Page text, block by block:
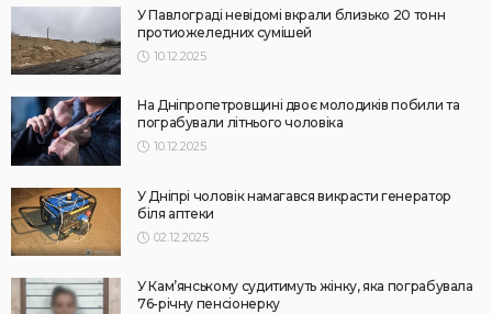
У Павлограді невідомі вкрали близько 20 тонн
протиожеледних сумішей
10.12.2025
На Дніпропетровщині двоє молодиків побили та
пограбували літнього чоловіка
10.12.2025
У Дніпрі чоловік намагався викрасти генератор
біля аптеки
02.12.2025
У Кам’янському судитимуть жінку, яка пограбувала
76-річну пенсіонерку